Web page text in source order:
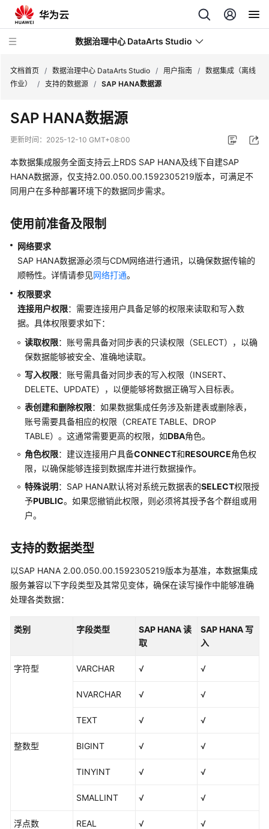
数据治理中心 DataArts Studio
新
动
服
务
产
品
介
绍
数
据
治
理
方
法
论
快
速
门
用
户
指
DataArts
Studio
用
流
并
授
用
文档首页 / 数据治理中心 DataArts Studio / 用户指南 / 数据集成（离线
作业）
/ 支持的数据源 / SAP HANA数据源
SAP HANA数据源
更新时间： 2025-12-10 GMT+08:00
本数据集成服务全面支持云上RDS SAP HANA及线下自建SAP
HANA数据源，仅支持2.00.050.00.1592305219版本，可满足不
同用户在多种部署环境下的数据同步需求。
使用前准备及限制
网络要求
SAP HANA数据源必须与CDM网络进行通讯，以确保数据传输的
顺畅性。详情请参见网络打通。
权限要求
连接用户权限：需要连接用户具备足够的权限来读取和写入数
据。具体权限要求如下：
读取权限：账号需具备对同步表的只读权限（SELECT），以确
保数据能够被安全、准确地读取。
写入权限：账号需具备对同步表的写入权限（INSERT、
DELETE、UPDATE），以便能够将数据正确写入目标表。
表创建和删除权限：如果数据集成任务涉及新建表或删除表，
账号需要具备相应的权限（CREATE TABLE、DROP
TABLE）。这通常需要更高的权限，如DBA角色。
角色权限：建议连接用户具备CONNECT和RESOURCE角色权
限，以确保能够连接到数据库并进行数据操作。
特殊说明：SAP HANA默认将对系统元数据表的SELECT权限授
予PUBLIC。如果您撤销此权限，则必须将其授予各个群组或用
户。
支持的数据类型
以SAP HANA 2.00.050.00.1592305219版本为基准，本数据集成
服务兼容以下字段类型及其常见变体，确保在读写操作中能够准确
处理各类数据：
类别 字段类型
SAP HANA 读
取
SAP HANA 写
入
字符型 VARCHAR √ √
NVARCHAR √ √
TEXT √ √
整数型 BIGINT √ √
TINYINT √ √
SMALLINT √ √
浮点数 REAL √ √